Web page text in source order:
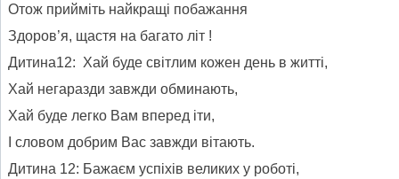
Отож прийміть найкращі побажання
Здоров’я, щастя на багато літ !
Дитина12: Хай буде світлим кожен день в житті,
Хай негаразди завжди обминають,
Хай буде легко Вам вперед іти,
І словом добрим Вас завжди вітають.
Дитина 12: Бажаєм успіхів великих у роботі,